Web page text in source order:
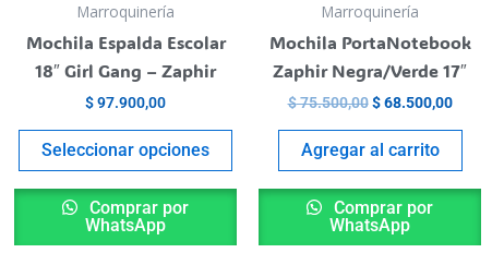
Marroquinería
Mochila Espalda Escolar
18″ Girl Gang – Zaphir
$97.900,00
Seleccionar opciones
elegir
producto
Comprar por
WhatsApp
Marroquinería
Mochila PortaNotebook
Zaphir Negra/Verde 17″
$75.500,00 $68.500,00
Agregar al carrito
Comprar por
WhatsApp